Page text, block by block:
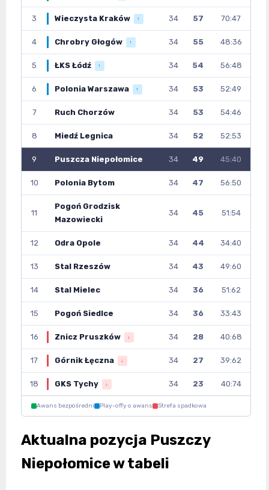
3 Wieczysta Kraków ↑ 34 57 70:47
4 Chrobry Głogów ↑ 34 55 48:36
5 ŁKS Łódź ↑ 34 54 56:48
6 Polonia Warszawa ↑ 34 53 52:49
7 Ruch Chorzów 34 53 54:46
8 Miedź Legnica 34 52 52:53
9 Puszcza Niepołomice 34 49 45:40
10 Polonia Bytom 34 47 56:50
11
Pogoń Grodzisk
Mazowiecki
34 45 51:54
12 Odra Opole 34 44 34:40
13 Stal Rzeszów 34 43 49:60
14 Stal Mielec 34 36 51:62
15 Pogoń Siedlce 34 36 33:43
16 Znicz Pruszków ↓ 34 28 40:68
17 Górnik Łęczna ↓ 34 27 39:62
18 GKS Tychy ↓ 34 23 40:74
Awans bezpośredni Play-offy o awans Strefa spadkowa
Aktualna pozycja Puszczy
Niepołomice w tabeli